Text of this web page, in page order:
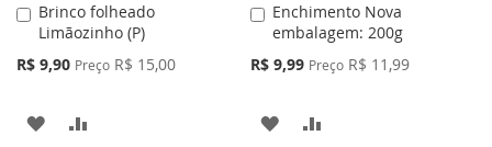
Brinco folheado
Limãozinho (P)
Preço
R$ 9,90 Preço R$ 15,00
Adicionar
ao
Carrinho
ADICIONAR
Enchimento Nova
embalagem: 200g
Preço
R$ 9,99 Preço R$ 11,99
Adicionar
ao
Carrinho
ADICIONAR